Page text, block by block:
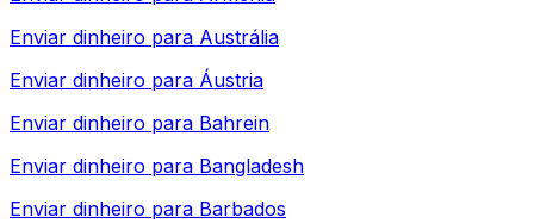
Enviar dinheiro para Austrália
Enviar dinheiro para Áustria
Enviar dinheiro para Bahrein
Enviar dinheiro para Bangladesh
Enviar dinheiro para Barbados